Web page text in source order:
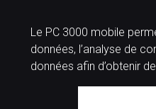
Le PC 3000 mobile
données, l’analyse de
données afin d’obtenir